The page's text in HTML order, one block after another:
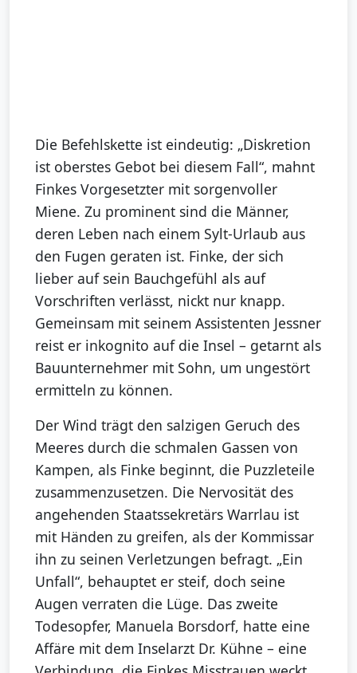
Die Befehlskette ist eindeutig: „Diskretion
ist oberstes Gebot bei diesem Fall“, mahnt
Finkes Vorgesetzter mit sorgenvoller
Miene. Zu prominent sind die Männer,
deren Leben nach einem Sylt-Urlaub aus
den Fugen geraten ist. Finke, der sich
lieber auf sein Bauchgefühl als auf
Vorschriften verlässt, nickt nur knapp.
Gemeinsam mit seinem Assistenten Jessner
reist er inkognito auf die Insel – getarnt als
Bauunternehmer mit Sohn, um ungestört
ermitteln zu können.
Der Wind trägt den salzigen Geruch des
Meeres durch die schmalen Gassen von
Kampen, als Finke beginnt, die Puzzleteile
zusammenzusetzen. Die Nervosität des
angehenden Staatssekretärs Warrlau ist
mit Händen zu greifen, als der Kommissar
ihn zu seinen Verletzungen befragt. „Ein
Unfall“, behauptet er steif, doch seine
Augen verraten die Lüge. Das zweite
Todesopfer, Manuela Borsdorf, hatte eine
Affäre mit dem Inselarzt Dr. Kühne – eine